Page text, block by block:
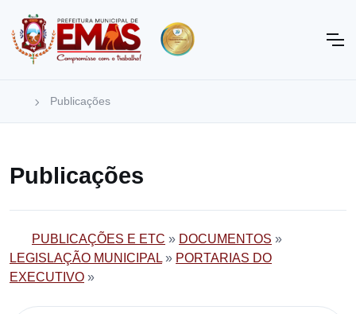
Publicações
Publicações
PUBLICAÇÕES E ETC » DOCUMENTOS »
LEGISLAÇÃO MUNICIPAL » PORTARIAS DO
EXECUTIVO »